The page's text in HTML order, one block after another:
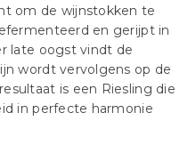
om de wijnstokken te
en gerijpt in
late oogst vindt de
wordt vervolgens op de
is een Riesling die
in perfecte harmonie